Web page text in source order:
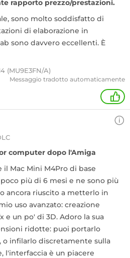
rapporto prezzo/prestazioni.
sono molto soddisfatto di
di elaborazione in
sono davvero eccellenti. È
(MU9E3FN/A)
Messaggio tradotto automaticamente
+
computer dopo l'Amiga
Mac Mini M4Pro di base
poco più di 6 mesi e ne sono più
ancora riuscito a metterlo in
uso avanzato: creazione
un po' di 3D. Adoro la sua
ridotte: puoi portarlo
o infilarlo discretamente sulla
l'interfaccia è un piacere